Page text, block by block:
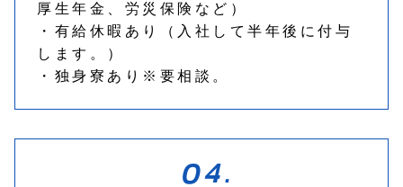
厚生年金、労災保険など）
・有給休暇あり（入社して半年後に付与
します。）
・独身寮あり※要相談。